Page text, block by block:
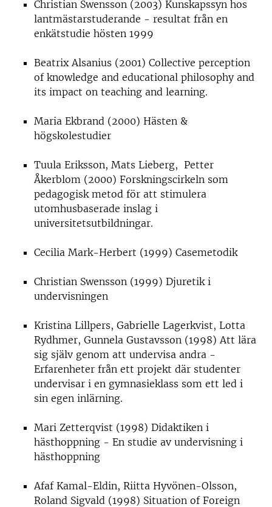
Christian Swensson (2003) Kunskapssyn hos
lantmästarstuderande - resultat från en
enkätstudie hösten 1999
Beatrix Alsanius (2001) Collective perception
of knowledge and educational philosophy and
its impact on teaching and learning.
Maria Ekbrand (2000) Hästen &
högskolestudier
Tuula Eriksson, Mats Lieberg, Petter
Åkerblom (2000) Forskningscirkeln som
pedagogisk metod för att stimulera
utomhusbaserade inslag i
universitetsutbildningar.
Cecilia Mark-Herbert (1999) Casemetodik
Christian Swensson (1999) Djuretik i
undervisningen
Kristina Lillpers, Gabrielle Lagerkvist, Lotta
Rydhmer, Gunnela Gustavsson (1998) Att lära
sig själv genom att undervisa andra -
Erfarenheter från ett projekt där studenter
undervisar i en gymnasieklass som ett led i
sin egen inlärning.
Mari Zetterqvist (1998) Didaktiken i
hästhoppning - En studie av undervisning i
hästhoppning
Afaf Kamal-Eldin, Riitta Hyvönen-Olsson,
Roland Sigvald (1998) Situation of Foreign